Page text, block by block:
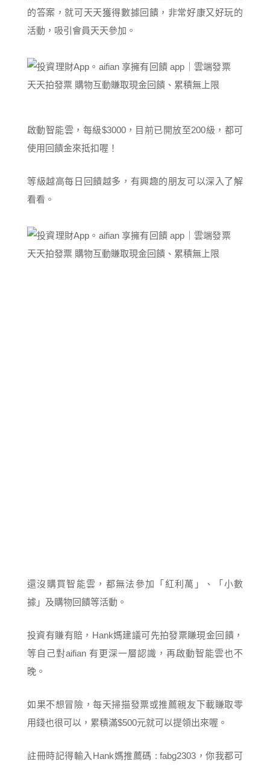
的答案，就可天天獲得數據回饋，非常好康又好玩的
活動，吸引會員天天參加。
啟動智能雲，每級$3000，目前已開放至200級，都可
使用回饋金來抵扣喔！
等級越高每日回饋越多，有興趣的朋友可以深入了解
看看。
還沒購買智能雲，都無法參加「紅利萬」、「小數
據」及購物回饋等活動。
投資有賺有賠，Hank媽建議可先拍發票賺現金回饋，
等自己對aifian 有更深一層認識，再啟動智能雲也不
晚。
如果不想冒險，每天掃描發票或推薦親友下載賺取零
用錢也很可以，累積滿$500元就可以提領出來喔。
註冊時記得輸入Hank媽推薦碼 : fabg2303，你我都可